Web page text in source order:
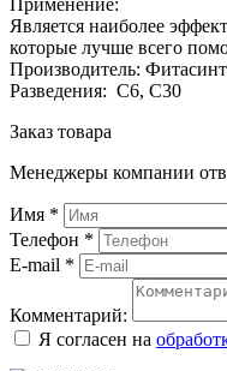
Применение:
Является наиболее
которые лучше всего
Производитель:
Разведения: С6, С30
Заказ товара
Менеджеры компании
Имя *
Телефон *
E-mail *
Комментарий:
Я согласен на